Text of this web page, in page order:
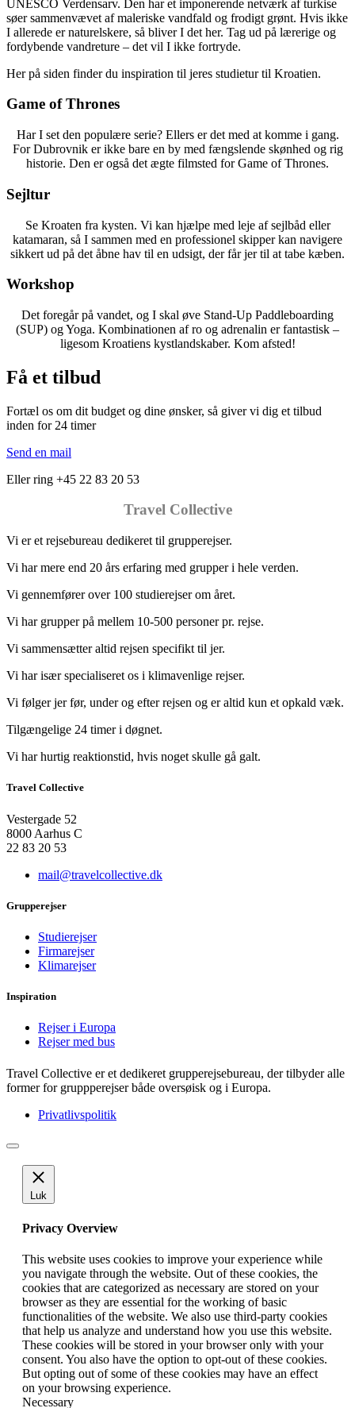
UNESCO Verdensarv. Den har et imponerende netværk af turkise
søer sammenvævet af maleriske vandfald og frodigt grønt. Hvis ikke
I allerede er naturelskere, så bliver I det her. Tag ud på lærerige og
fordybende vandreture – det vil I ikke fortryde.
Her på siden finder du inspiration til jeres studietur til Kroatien.
Game of Thrones
Har I set den populære serie? Ellers er det med at komme i gang.
For Dubrovnik er ikke bare en by med fængslende skønhed og rig
historie. Den er også det ægte filmsted for Game of Thrones.
Sejltur
Se Kroaten fra kysten. Vi kan hjælpe med leje af sejlbåd eller
katamaran, så I sammen med en professionel skipper kan navigere
sikkert ud på det åbne hav til en udsigt, der får jer til at tabe kæben.
Workshop
Det foregår på vandet, og I skal øve Stand-Up Paddleboarding
(SUP) og Yoga. Kombinationen af ro og adrenalin er fantastisk –
ligesom Kroatiens kystlandskaber. Kom afsted!
Få et tilbud
Fortæl os om dit budget og dine ønsker, så giver vi dig et tilbud
inden for 24 timer
Send en mail
Eller ring +45 22 83 20 53
Travel Collective
Vi er et rejsebureau dedikeret til grupperejser.
Vi har mere end 20 års erfaring med grupper i hele verden.
Vi gennemfører over 100 studierejser om året.
Vi har grupper på mellem 10-500 personer pr. rejse.
Vi sammensætter altid rejsen specifikt til jer.
Vi har især specialiseret os i klimavenlige rejser.
Vi følger jer før, under og efter rejsen og er altid kun et opkald væk.
Tilgængelige 24 timer i døgnet.
Vi har hurtig reaktionstid, hvis noget skulle gå galt.
Travel Collective
Vestergade 52
8000 Aarhus C
22 83 20 53
mail@travelcollective.dk
Grupperejser
Studierejser
Firmarejser
Klimarejser
Inspiration
Rejser i Europa
Rejser med bus
Travel Collective er et dedikeret grupperejsebureau, der tilbyder alle
former for gruppperejser både oversøisk og i Europa.
Privatlivspolitik
Luk
Privacy Overview
This website uses cookies to improve your experience while
you navigate through the website. Out of these cookies, the
cookies that are categorized as necessary are stored on your
browser as they are essential for the working of basic
functionalities of the website. We also use third-party cookies
that help us analyze and understand how you use this website.
These cookies will be stored in your browser only with your
consent. You also have the option to opt-out of these cookies.
But opting out of some of these cookies may have an effect
on your browsing experience.
Necessary